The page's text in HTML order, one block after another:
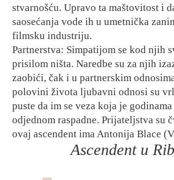
stvarnošću. Upravo ta maštovitost i
saosećanja vode ih u umetnička
filmsku industriju.
Partnerstva: Simpatijom se kod njih
prisilom ništa. Naredbe su za njih
zaobići, čak i u partnerskim
polovini života ljubavni odnosi su
puste da im se veza koja je
odjednom raspadne. Prijateljstva su
ovaj ascendent ima Antonija Blace
Ascendent u